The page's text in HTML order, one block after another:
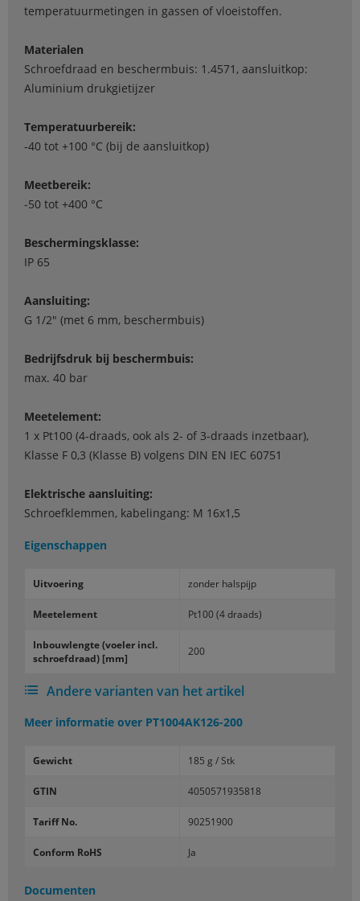
temperatuurmetingen in gassen of vloeistoffen.
Materialen
Schroefdraad en beschermbuis: 1.4571, aansluitkop:
Aluminium drukgietijzer
Temperatuurbereik:
-40 tot +100 °C (bij de aansluitkop)
Meetbereik:
-50 tot +400 °C
Beschermingsklasse:
IP 65
Aansluiting:
G 1/2" (met 6 mm, beschermbuis)
Bedrijfsdruk bij beschermbuis:
max. 40 bar
Meetelement:
1 x Pt100 (4-draads, ook als 2- of 3-draads inzetbaar),
Klasse F 0,3 (Klasse B) volgens DIN EN IEC 60751
Elektrische aansluiting:
Schroefklemmen, kabelingang: M 16x1,5
Eigenschappen
Uit­voe­ring zon­der hals­pijp
Mee­tele­ment Pt100 (4 draads)
In­bouw­leng­te (voe­ler incl.
schroef­draad) [mm]
200
Andere varianten van het artikel
Meer informatie over PT1004AK126-200
Gewicht 185 g / Stk
GTIN 4050571935818
Tariff No. 90251900
Conform RoHS Ja
Documenten